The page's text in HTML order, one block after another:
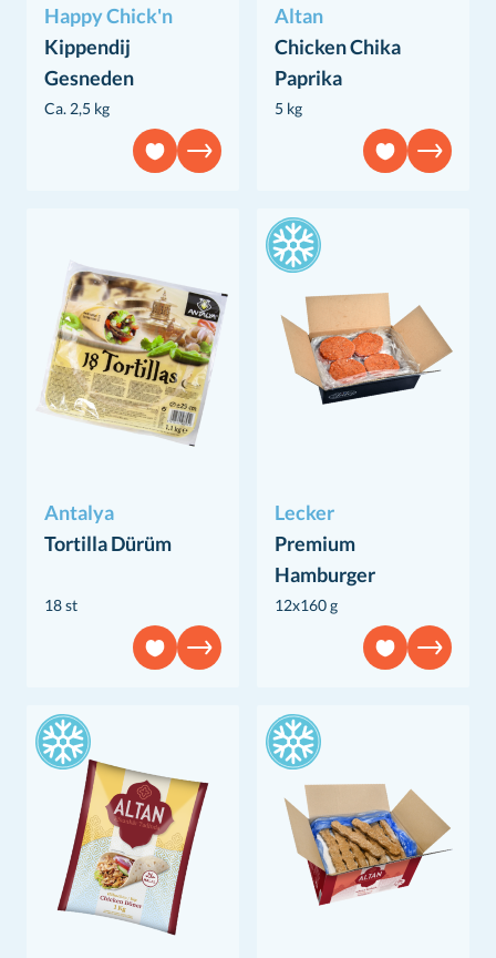
Happy Chick'n
Kippendij
Gesneden
Ca. 2,5 kg
Altan
Chicken Chika
Paprika
5 kg
Antalya
Tortilla Dürüm
18 st
Lecker
Premium
Hamburger
12x160 g